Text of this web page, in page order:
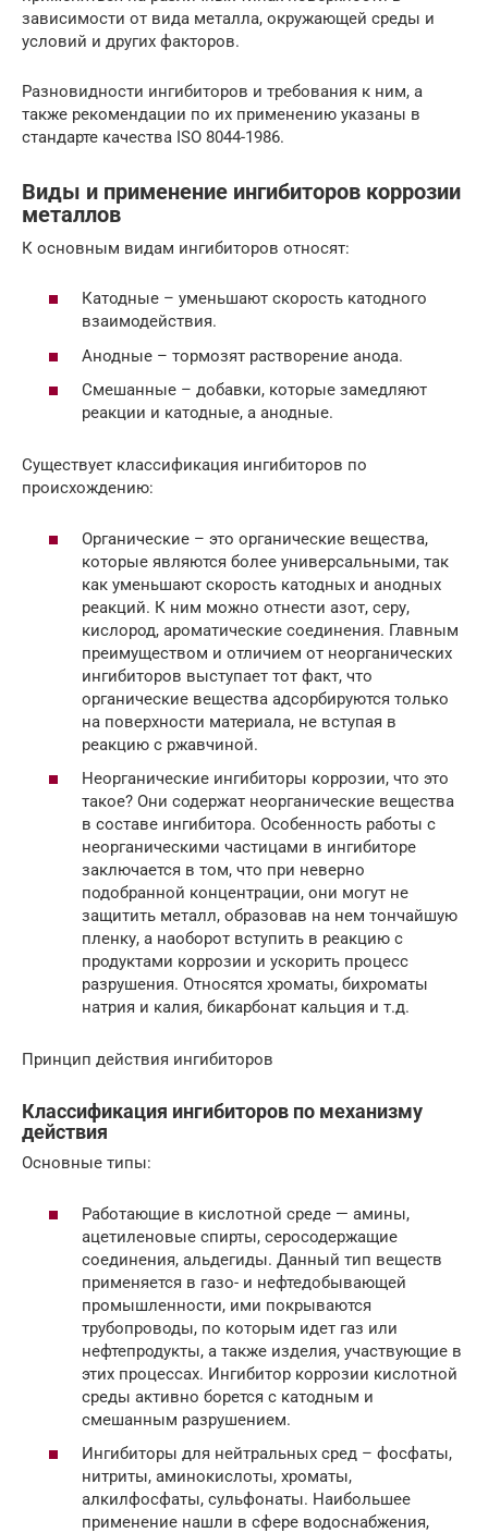
зависимости от вида металла, окружающей среды и
условий и других факторов.
Разновидности ингибиторов и требования к ним, а
также рекомендации по их применению указаны в
стандарте качества ISO 8044-1986.
Виды и применение ингибиторов коррозии
металлов
К основным видам ингибиторов относят:
Катодные – уменьшают скорость катодного
взаимодействия.
Анодные – тормозят растворение анода.
Смешанные – добавки, которые замедляют
реакции и катодные, а анодные.
Существует классификация ингибиторов по
происхождению:
Органические – это органические вещества,
которые являются более универсальными, так
как уменьшают скорость катодных и анодных
реакций. К ним можно отнести азот, серу,
кислород, ароматические соединения. Главным
преимуществом и отличием от неорганических
ингибиторов выступает тот факт, что
органические вещества адсорбируются только
на поверхности материала, не вступая в
реакцию с ржавчиной.
Неорганические ингибиторы коррозии, что это
такое? Они содержат неорганические вещества
в составе ингибитора. Особенность работы с
неорганическими частицами в ингибиторе
заключается в том, что при неверно
подобранной концентрации, они могут не
защитить металл, образовав на нем тончайшую
пленку, а наоборот вступить в реакцию с
продуктами коррозии и ускорить процесс
разрушения. Относятся хроматы, бихроматы
натрия и калия, бикарбонат кальция и т.д.
Принцип действия ингибиторов
Классификация ингибиторов по механизму
действия
Основные типы:
Работающие в кислотной среде — амины,
ацетиленовые спирты, серосодержащие
соединения, альдегиды. Данный тип веществ
применяется в газо- и нефтедобывающей
промышленности, ими покрываются
трубопроводы, по которым идет газ или
нефтепродукты, а также изделия, участвующие в
этих процессах. Ингибитор коррозии кислотной
среды активно борется с катодным и
смешанным разрушением.
Ингибиторы для нейтральных сред – фосфаты,
нитриты, аминокислоты, хроматы,
алкилфосфаты, сульфонаты. Наибольшее
применение нашли в сфере водоснабжения,